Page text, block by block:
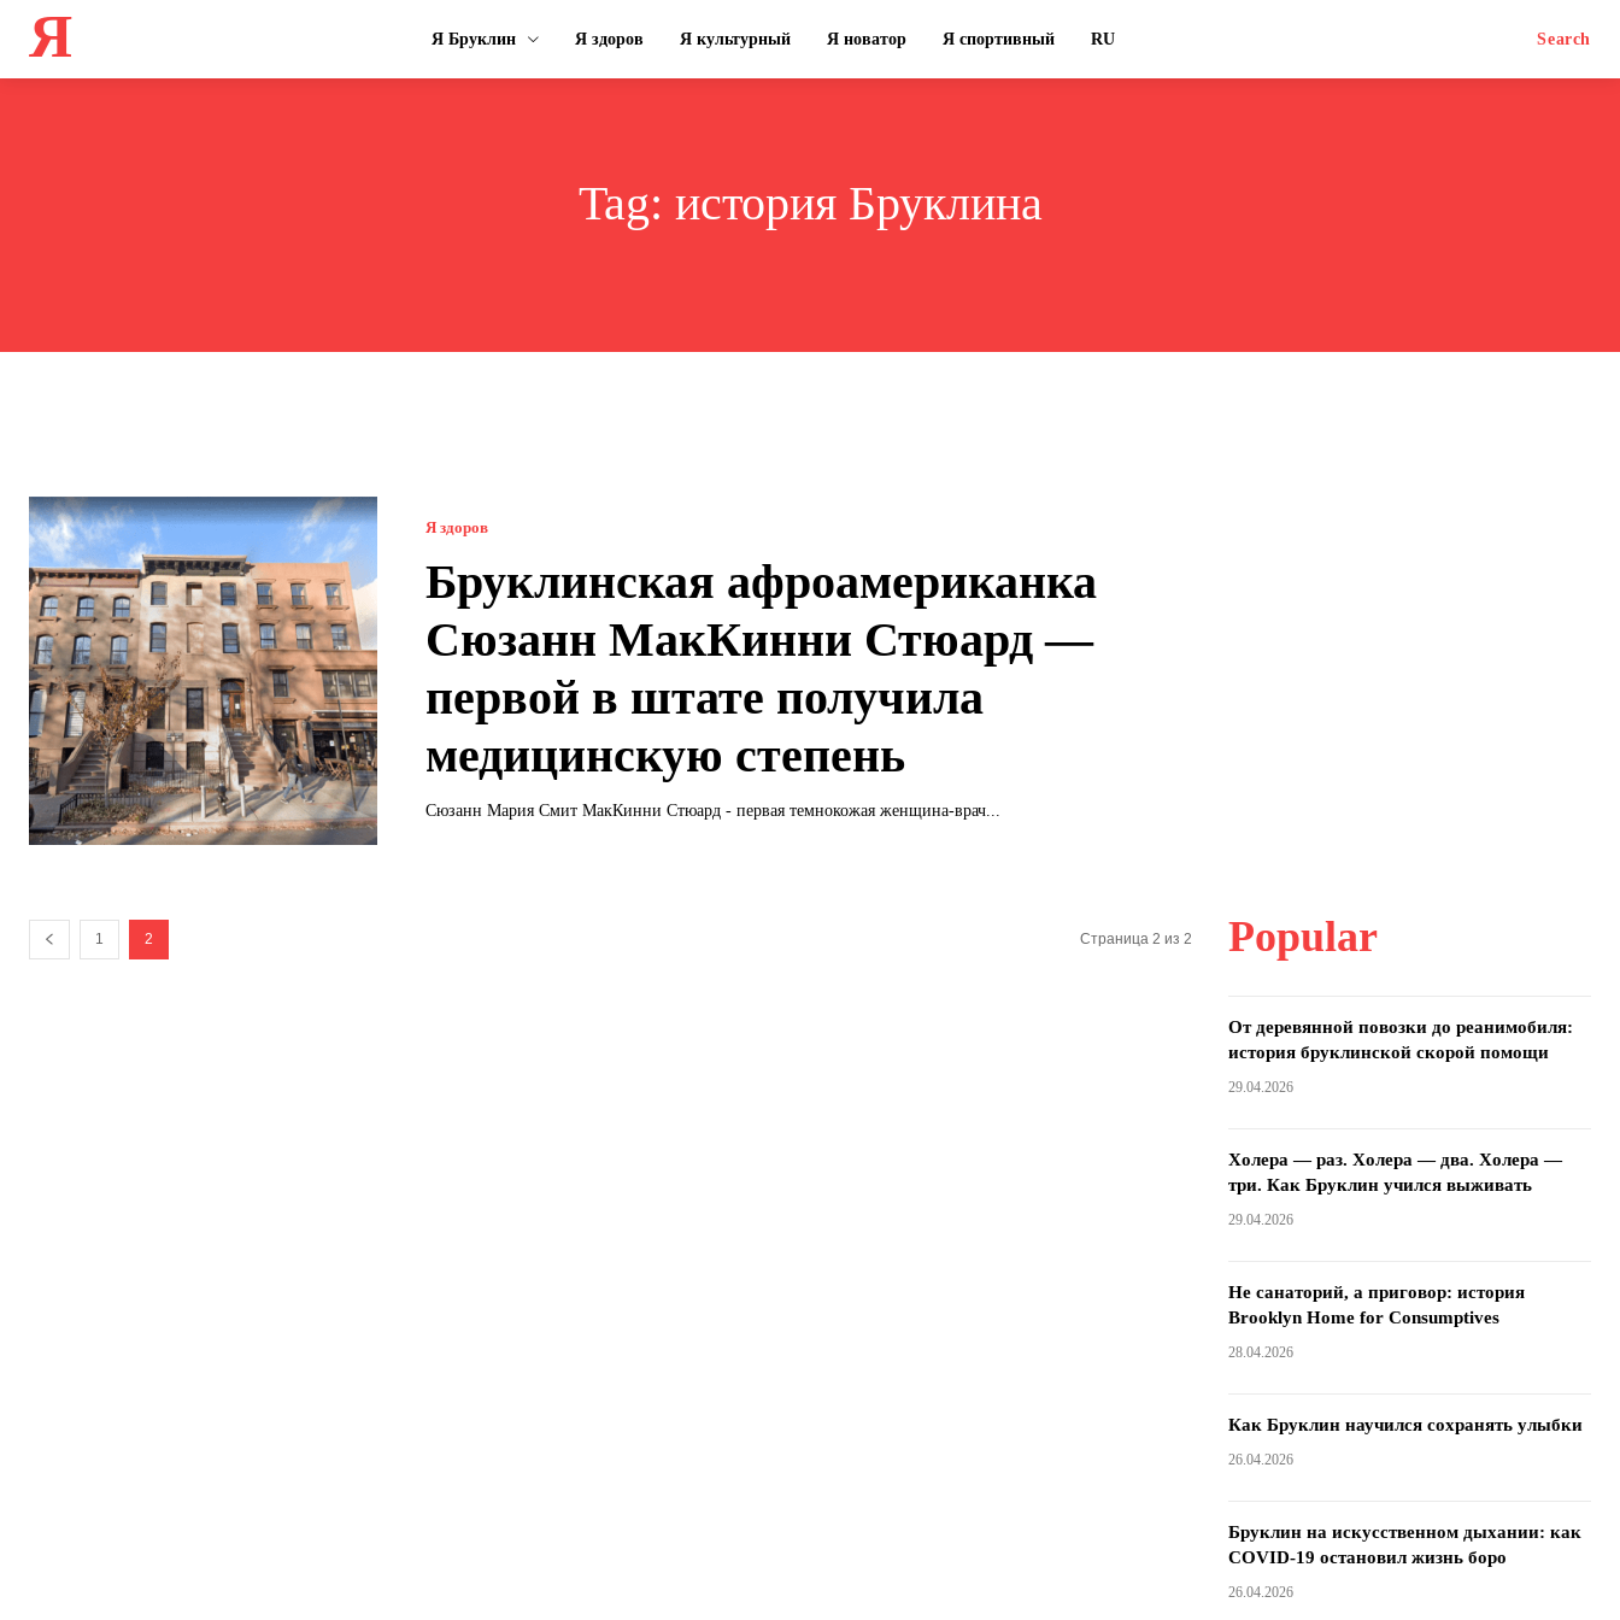
Я Я Бруклин Я здоров Я культурный Я новатор Я спортивный RU Search
Tag: история Бруклина
Я здоров
Бруклинская афроамериканка
Сюзанн МакКинни Стюард —
первой в штате получила
медицинскую степень
Сюзанн Мария Смит МакКинни Стюард - первая темнокожая женщина-врач...
1 2 Страница 2 из 2 Popular
От деревянной повозки до реанимобиля:
история бруклинской скорой помощи
29.04.2026
Холера — раз. Холера — два. Холера —
три. Как Бруклин учился выживать
29.04.2026
Не санаторий, а приговор: история
Brooklyn Home for Consumptives
28.04.2026
Как Бруклин научился сохранять улыбки
26.04.2026
Бруклин на искусственном дыхании: как
COVID-19 остановил жизнь боро
26.04.2026